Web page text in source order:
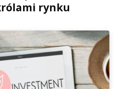
rynku